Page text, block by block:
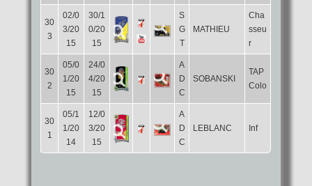
30
3
02/0
3/20
15
30/1
0/20
15
S
G
T
MATHIEU
Cha
sseu
r
30
2
05/0
1/20
15
24/0
4/20
15
A
D
C
SOBANSKI
TAP
Colo
30
1
05/1
1/20
14
12/0
3/20
15
A
D
C
LEBLANC Inf